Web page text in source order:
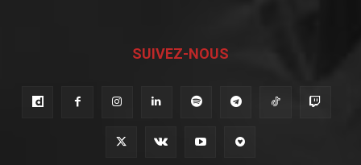
SUIVEZ-NOUS